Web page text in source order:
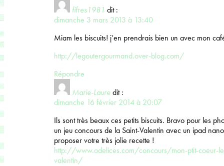
fifres1981 dit :
dimanche 3 mars 2013 à 13:40
Miam les biscuits! j’en prendrais bien un avec mon
http://legoutergourmand.over-blog.com/
Répondre
Marie-Lauredit :
dimanche 16 février 2014 à 20:07
Ils sont très beaux ces petits biscuits. Bravo pour les
un jeu concours de la Saint-Valentin avec un ipad
proposer votre très jolie recette !
http://www.odelices.com/concours/mon-ptit-coeur-
valentin/